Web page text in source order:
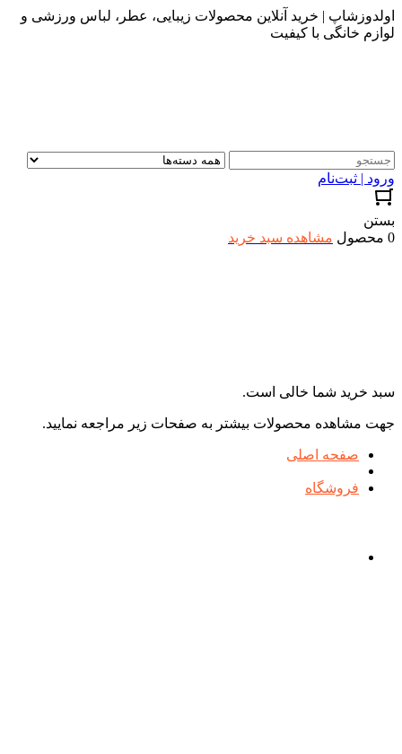
اولدوزشاپ | خرید آنلاین محصولات زیبایی، عطر، لباس ورزشی و
لوازم خانگی با کیفیت
ورود | ثبت‌نام
بستن
0 محصول
مشاهده سبد خرید
سبد خرید شما خالی است.
جهت مشاهده محصولات بیشتر به صفحات زیر مراجعه نمایید.
صفحه اصلی
فروشگاه